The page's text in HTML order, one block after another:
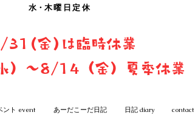
水・ 木曜日定休
31(金)は臨時休業
）〜8/14（金）夏季休業
ント event あーだこーだ日記 日記 diary contact